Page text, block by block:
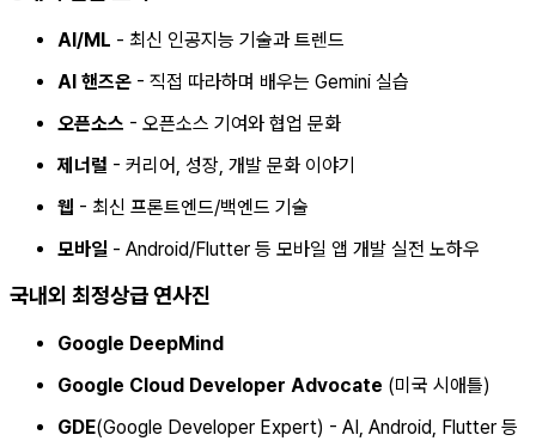
AI/ML - 최신 인공지능 기술과 트렌드
AI 핸즈온 - 직접 따라하며 배우는 Gemini 실습
오픈소스 - 오픈소스 기여와 협업 문화
제너럴 - 커리어, 성장, 개발 문화 이야기
웹 - 최신 프론트엔드/백엔드 기술
모바일 - Android/Flutter 등 모바일 앱 개발 실전 노하우
국내외 최정상급 연사진
Google DeepMind
Google Cloud Developer Advocate (미국 시애틀)
GDE(Google Developer Expert) - AI, Android, Flutter 등